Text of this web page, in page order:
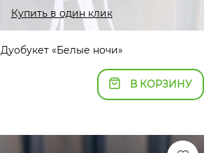
Купить в один клик
Дуобукет «Белые ночи»
В КОРЗИНУ